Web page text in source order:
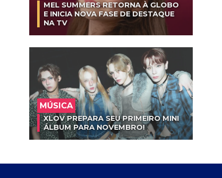
MEL SUMMERS RETORNA À GLOBO
E INICIA NOVA FASE DE DESTAQUE
NA TV
MÚSICA
XLOV PREPARA SEU PRIMEIRO MINI
ÁLBUM PARA NOVEMBRO!